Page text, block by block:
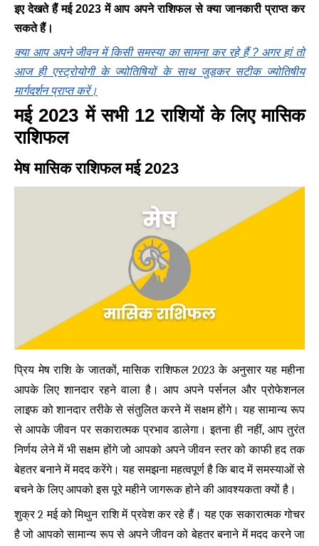
इए देखते हैंमई2023 में आप अपने राशिफल से क्या जानकारी प्राप्त कर
सकते हैं।
क्या आप अपने जीवन में किसी समस्या का सामना कर रहे हैं ? अगर हां तो
आज ही एस्ट्रोयोगी के ज्योतिषियों के साथ जुड़कर सटीक ज्योतिषीय
मार्गदर्शन प्राप्त करें।
मई 2023 में सभी 12 राशियों के लिए मासिक
राशिफल
मेष मासिक राशिफल मई 2023
प्रिय मेष राशि के जातकों, मासिक राशिफल 2023 के अनुसार यह महीना
आपके लिए शानदार रहने वाला है। आप अपने पर्सनल और प्रोफेशनल
लाइफ को शानदार तरीके से संतुलित करने में सक्षम होंगे। यह सामान्य रूप
से आपके जीवन पर सकारात्मक प्रभाव डालेगा। इतना ही नहीं, आप तुरंत
निर्णय लेने में भी सक्षम होंगे जो आपको अपने जीवन स्तर को काफी हद तक
बेहतर बनाने में मदद करेंगे। यह समझना महत्वपूर्ण है कि बाद में समस्याओं से
बचने के लिए आपको इस पूरे महीने जागरूक होने की आवश्यकता क्यों है।
शुक्र 2 मई को मिथुन राशि में प्रवेश कर रहे हैं। यह एक सकारात्मक गोचर
है जो आपको सामान्य रूप से अपने जीवन को बेहतर बनाने में मदद करने जा